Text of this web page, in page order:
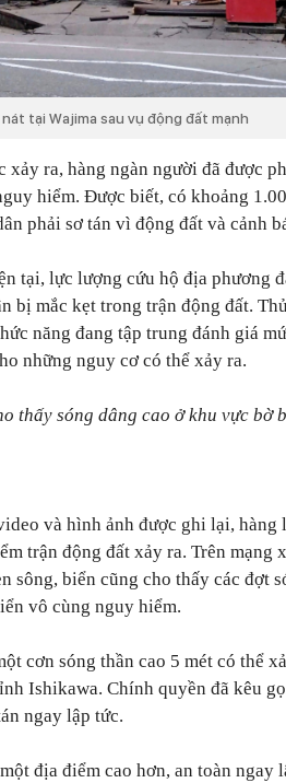
tại Wajima sau vụ động đất mạnh
xảy ra, hàng ngàn người đã được
hiểm. Được biết, có khoảng
phải sơ tán vì động đất và cảnh
tại, lực lượng cứu hộ địa phương
bị mắc kẹt trong trận động đất.
năng đang tập trung đánh giá
những nguy cơ có thể xảy ra.
thấy sóng dâng cao ở khu vực bờ
và hình ảnh được ghi lại,
trận động đất xảy ra. Trên mạng
sông, biển cũng cho thấy các đợt
vô cùng nguy hiểm.
cơn sóng thần cao 5 mét có thể
Ishikawa. Chính quyền đã kêu
ngay lập tức.
địa điểm cao hơn, an toàn ngay